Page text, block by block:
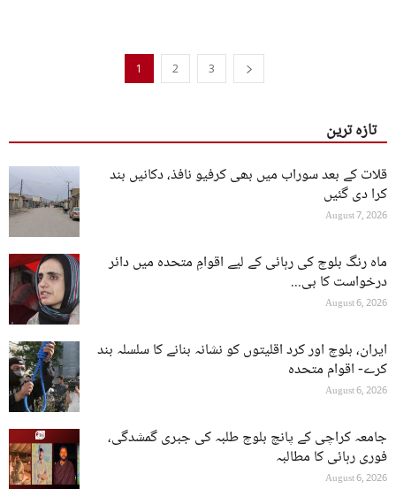
1 2 3
تازہ ترین
قلات کے بعد سوراب میں بھی کرفیو نافذ، دکانیں بند
کرا دی گئیں
August 7, 2026
ماہ رنگ بلوچ کی رہائی کے لیے اقوامِ متحدہ میں دائر
درخواست کا بی...
August 6, 2026
ایران، بلوچ اور کرد اقلیتوں کو نشانہ بنانے کا سلسلہ بند
کرے- اقوام متحدہ
August 6, 2026
جامعہ کراچی کے پانچ بلوچ طلبہ کی جبری گمشدگی،
فوری رہائی کا مطالبہ
August 6, 2026